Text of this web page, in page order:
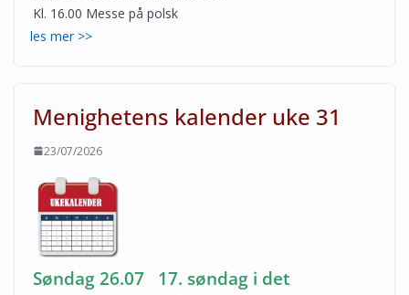
Kl. 16.00 Messe på polsk
les mer >>
Menighetens kalender uke 31
23/07/2026
Søndag 26.07 17. søndag i det